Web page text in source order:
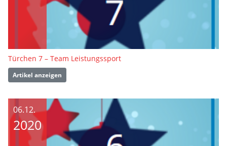
Türchen 7 – Team Leistungssport
Artikel anzeigen
06.12.
2020